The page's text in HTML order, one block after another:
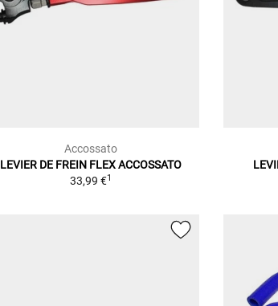
Accossato
LEVIER DE FREIN FLEX ACCOSSATO
33,99 €1